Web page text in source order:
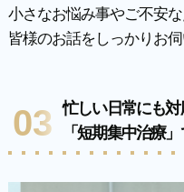
小さなお悩み事やご不安な
皆様のお話をしっかりお伺
03 忙しい日常にも対
「短期集中治療